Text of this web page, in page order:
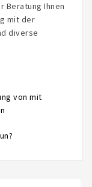
Beratung Ihnen
mit der
diverse
von mit